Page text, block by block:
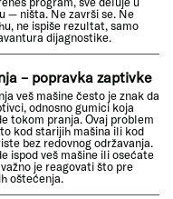
— ništa. Ne završi se. Ne
ne ispiše rezultat, samo
dijagnostike.
– popravka zaptivke
veš mašine često je znak da
odnosno gumici koja
tokom pranja. Ovaj problem
kod starijih mašina ili kod
bez redovnog održavanja.
ispod veš mašine ili osećate
je reagovati što pre
oštećenja.